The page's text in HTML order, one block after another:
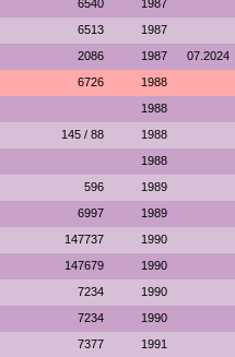
6540 1987
6513 1987
2086 1987 07.2024
6726 1988
1988
145 / 88 1988
1988
596 1989
6997 1989
147737 1990
147679 1990
7234 1990
7234 1990
7377 1991